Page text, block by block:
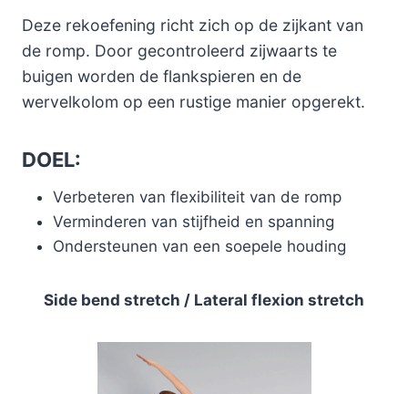
Deze rekoefening richt zich op de zijkant van
de romp. Door gecontroleerd zijwaarts te
buigen worden de flankspieren en de
wervelkolom op een rustige manier opgerekt.
DOEL:
Verbeteren van flexibiliteit van de romp
Verminderen van stijfheid en spanning
Ondersteunen van een soepele houding
Side bend stretch / Lateral flexion stretch